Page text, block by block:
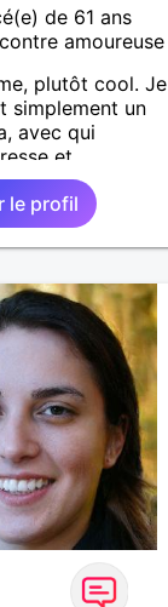
de 61 ans
amoureuse
plutôt cool. Je
simplement un
avec qui
et
le profil